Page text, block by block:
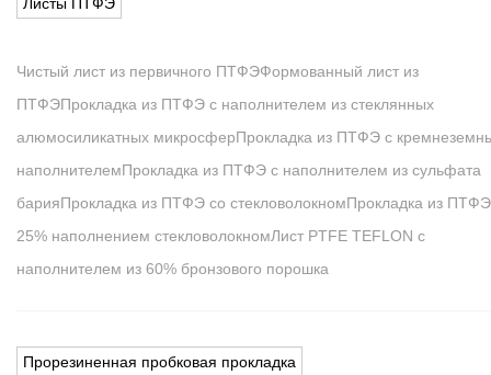
Чистый лист из первичного ПТФЭФормованный лист из
ПТФЭПрокладка из ПТФЭ с наполнителем из стеклянных
алюмосиликатных микросферПрокладка из ПТФЭ с
наполнителемПрокладка из ПТФЭ с наполнителем из сульфата
барияПрокладка из ПТФЭ со стекловолокномПрокладка из
25% наполнением стекловолокномЛист PTFE TEFLON с
наполнителем из 60% бронзового порошка
Прорезиненная пробковая прокладка